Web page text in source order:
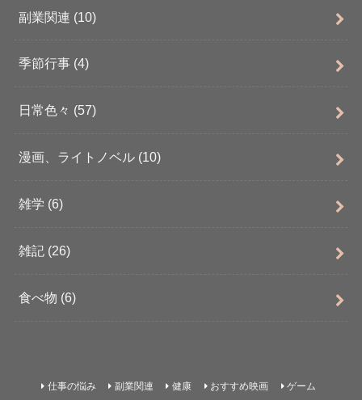
副業関連 (10)
季節行事 (4)
日常色々 (57)
漫画、ライトノベル (10)
雑学 (6)
雑記 (26)
食べ物 (6)
仕事の悩み 副業関連 健康 おすすめ映画 ゲーム